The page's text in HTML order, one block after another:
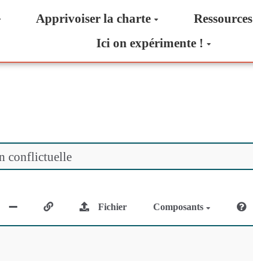
Apprivoiser la charte Ressources
Ici on expérimente !
Fichier Composants